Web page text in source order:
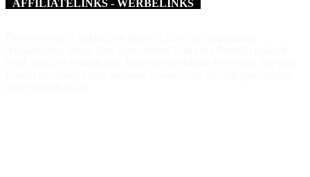
AFFILIATELINKS - WERBELINKS